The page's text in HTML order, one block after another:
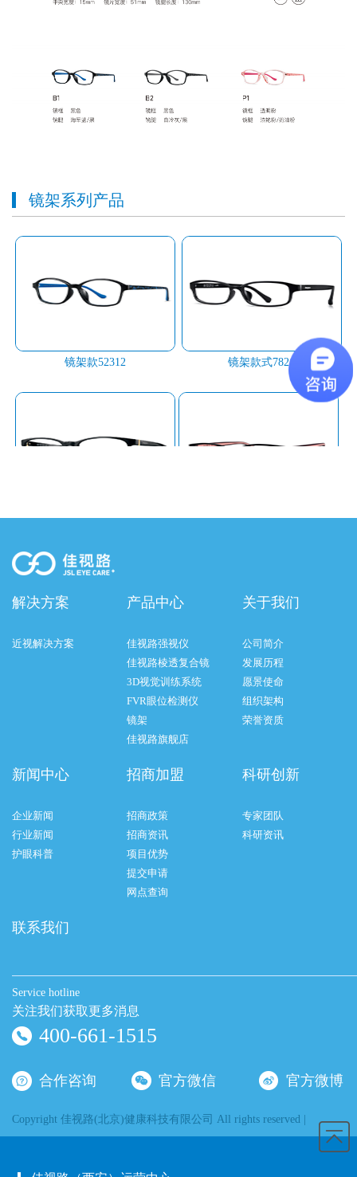
镜架系列产品
镜架款52312 镜架款式7821
镜架款式7844 镜架款式7868
镜架款式81413
镜架款式83441 镜架款式83607s
镜架款式83608s
首页 上一页 1
解决方案
近视解决方案
产品中心
佳视路强视仪
佳视路棱透复合镜
3D视觉训练系统
FVR眼位检测仪
镜架
佳视路旗舰店
关于我们
公司简介
发展历程
愿景使命
组织架构
荣誉资质
新闻中心
企业新闻
行业新闻
护眼科普
招商加盟
招商政策
招商资讯
项目优势
提交申请
网点查询
科研创新
专家团队
科研资讯
联系我们
Service hotline
关注我们获取更多消息
400-661-1515
合作咨询 官方微信 官方微博
Copyright 佳视路(北京)健康科技有限公司 All rights reserved |